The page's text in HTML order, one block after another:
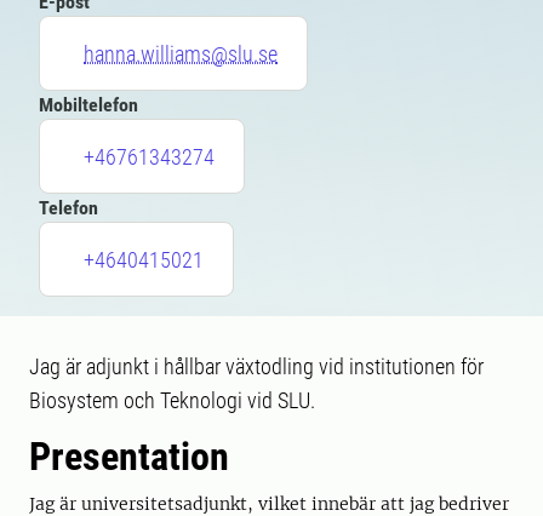
hanna.williams@slu.se
Mobiltelefon
+46761343274
Telefon
+4640415021
Jag är adjunkt i hållbar växtodling vid institutionen för
Biosystem och Teknologi vid SLU.
Presentation
Jag är universitetsadjunkt, vilket innebär att jag bedriver